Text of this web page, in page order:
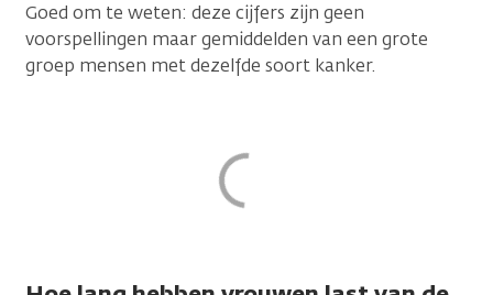
Goed om te weten: deze cijfers zijn geen
voorspellingen maar gemiddelden van een grote
groep mensen met dezelfde soort kanker.